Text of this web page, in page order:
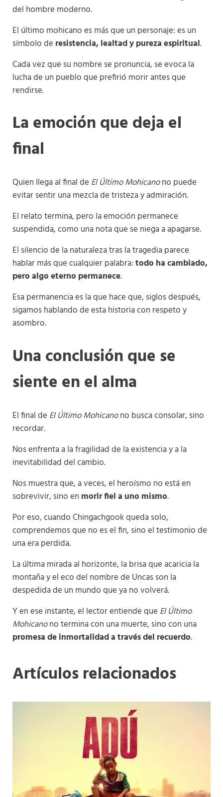
del hombre moderno.
El último mohicano es más que un personaje: es un
símbolo de resistencia, lealtad y pureza espiritual.
Cada vez que su nombre se pronuncia, se evoca la
lucha de un pueblo que prefirió morir antes que
rendirse.
La emoción que deja el
final
Quien llega al final de El Último Mohicanono puede
evitar sentir una mezcla de tristeza y admiración.
El relato termina, pero la emoción permanece
suspendida, como una nota que se niega a apagarse.
El silencio de la naturaleza tras la tragedia parece
hablar más que cualquier palabra:todo ha cambiado,
pero algo eterno permanece.
Esa permanencia es la que hace que, siglos después,
sigamos hablando de esta historia con respeto y
asombro.
Una conclusión que se
siente en el alma
El final de El Último Mohicanono busca consolar, sino
recordar.
Nos enfrenta a la fragilidad de la existencia y a la
inevitabilidad del cambio.
Nos muestra que, a veces, el heroísmo no está en
sobrevivir, sino en morir fiel a uno mismo.
Por eso, cuando Chingachgook queda solo,
comprendemos que no es el fin, sino el testimonio de
una era perdida.
La última mirada al horizonte, la brisa que acaricia la
montaña y el eco del nombre de Uncas son la
despedida de un mundo que ya no volverá.
Y en ese instante, el lector entiende que El Último
Mohicanono termina con una muerte, sino con una
promesa de inmortalidad a través del recuerdo.
Artículos relacionados